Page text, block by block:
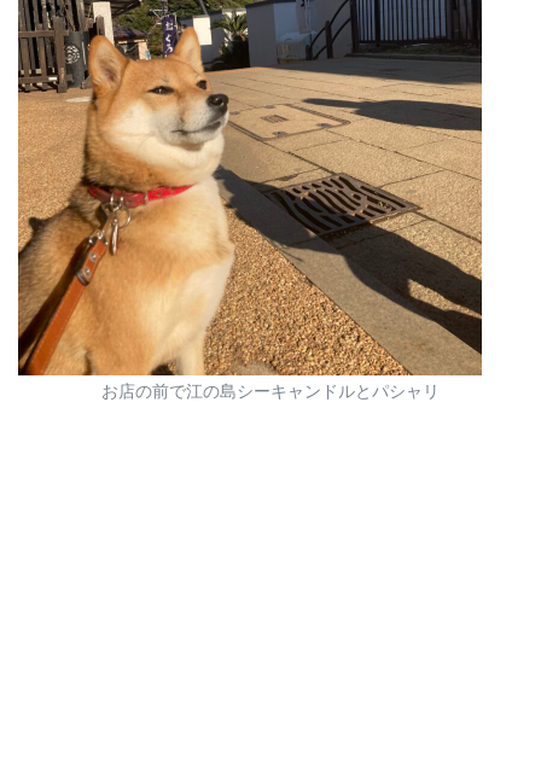
お店の前で江の島シーキャンドルとパシャリ